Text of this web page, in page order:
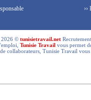
2026 ©tunisietravail.net
Tunisie Travail vous permet
collaborateurs, Tunisie Travail